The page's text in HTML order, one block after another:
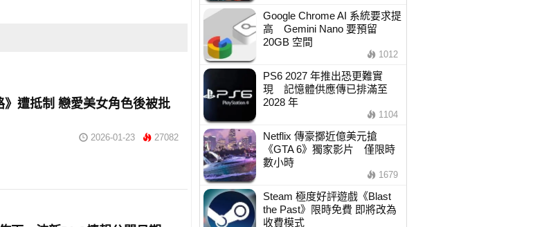
遭抵制 戀愛美女角色後被批
2026-01-23 27082
Google Chrome AI 系統要求提
高 Gemini Nano 要預留
20GB 空間
1012
PS6 2027 年推出恐更難實
現 記憶體供應傳已排滿至
2028 年
1104
Netflix 傳豪擲近億美元搶
《GTA 6》獨家影片 僅限時
數小時
1679
Steam 極度好評遊戲《Blast
the Past》限時免費 即將改為
收費模式